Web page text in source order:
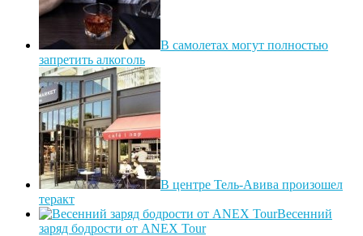
В самолетах могут полностью
запретить алкоголь
В центре Тель-Авива произошел
теракт
Весенний
заряд бодрости от ANEX Tour